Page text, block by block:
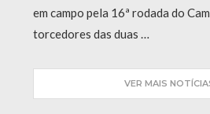
em campo pela 16ª rodada do
torcedores das duas …
VER MAIS